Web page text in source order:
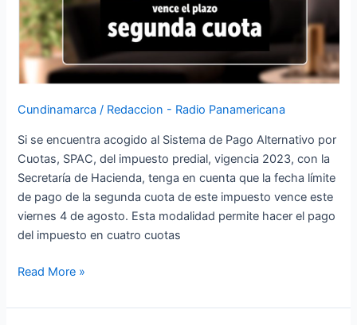
Cundinamarca / Redaccion - Radio Panamericana
Si se encuentra acogido al Sistema de Pago Alternativo por
Cuotas, SPAC, del impuesto predial, vigencia 2023, con la
Secretaría de Hacienda, tenga en cuenta que la fecha límite
de pago de la segunda cuota de este impuesto vence este
viernes 4 de agosto. Esta modalidad permite hacer el pago
del impuesto en cuatro cuotas
Read More »